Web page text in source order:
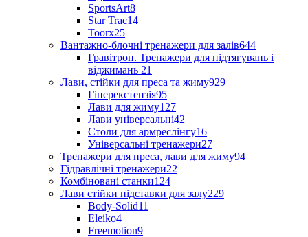
SportsArt8
Star Trac14
Toorx25
Вантажно-блочні тренажери для залів644
Гравітрон. Тренажери для підтягувань і
віджимань 21
Лави, стійки для преса та жиму929
Гіперекстензія95
Лави для жиму127
Лави універсальні42
Столи для армреслінгу16
Універсальні тренажери27
Тренажери для преса, лави для жиму94
Гідравлічні тренажери22
Комбіновані станки124
Лави стійки підставки для залу229
Body-Solid11
Eleiko4
Freemotion9